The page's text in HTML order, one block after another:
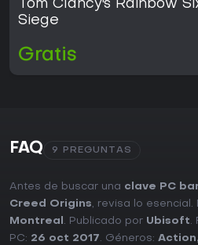
Tom Clancy's Rainbow
Siege
Gratis
FAQ 9 PREGUNTAS
Antes de buscar una clave PC
Creed Origins, revisa lo esencial.
Montreal . Publicado por Ubisoft.
PC: 26 oct 2017. Géneros: Action,